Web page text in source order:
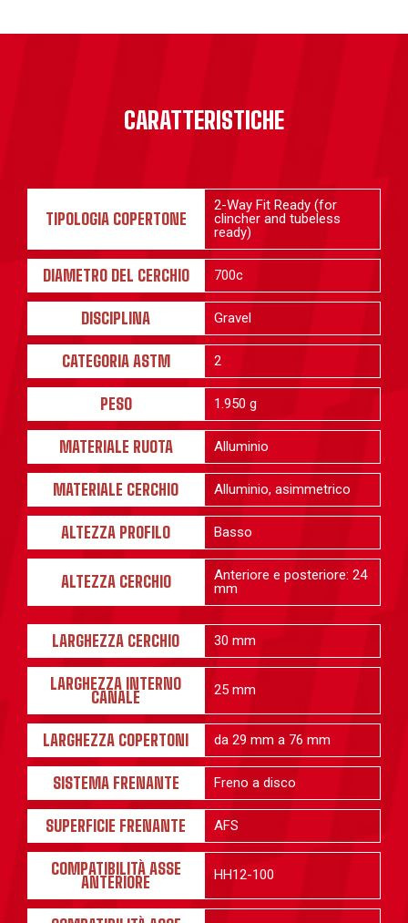
CARATTERISTICHE
TIPOLOGIA COPERTONE
2-Way Fit Ready (for
clincher and tubeless
ready)
DIAMETRO DEL CERCHIO 700c
DISCIPLINA Gravel
CATEGORIA ASTM 2
PESO 1.950 g
MATERIALE RUOTA Alluminio
MATERIALE CERCHIO Alluminio, asimmetrico
ALTEZZA PROFILO Basso
ALTEZZA CERCHIO
Anteriore e posteriore: 24
mm
LARGHEZZA CERCHIO 30 mm
LARGHEZZA INTERNO
CANALE 25 mm
LARGHEZZA COPERTONI da 29 mm a 76 mm
SISTEMA FRENANTE Freno a disco
SUPERFICIE FRENANTE AFS
COMPATIBILITÀ ASSE
ANTERIORE HH12-100